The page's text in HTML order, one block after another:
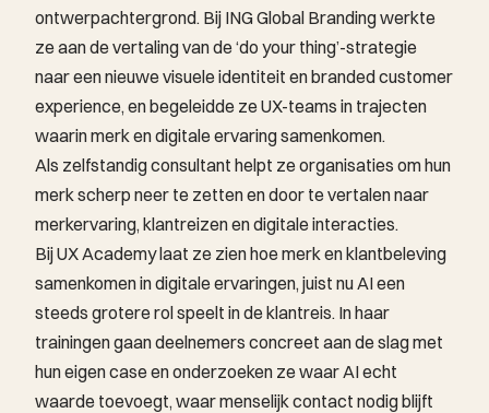
ontwerpachtergrond. Bij ING Global Branding werkte
ze aan de vertaling van de ‘do your thing’-strategie
naar een nieuwe visuele identiteit en branded customer
experience, en begeleidde ze UX-teams in trajecten
waarin merk en digitale ervaring samenkomen.
Als zelfstandig consultant helpt ze organisaties om hun
merk scherp neer te zetten en door te vertalen naar
merkervaring, klantreizen en digitale interacties.
Bij UX Academy laat ze zien hoe merk en klantbeleving
samenkomen in digitale ervaringen, juist nu AI een
steeds grotere rol speelt in de klantreis. In haar
trainingen gaan deelnemers concreet aan de slag met
hun eigen case en onderzoeken ze waar AI echt
waarde toevoegt, waar menselijk contact nodig blijft